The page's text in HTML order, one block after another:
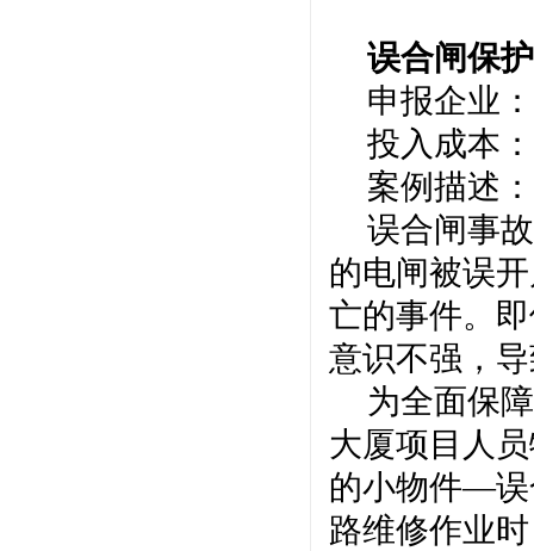
误合闸保
申报企业
投入成本：
案例描述：
误合闸事
的电闸被误
亡的事件。
意识不强，
为全面保
大厦项目人
的小物件—误
路维修作业